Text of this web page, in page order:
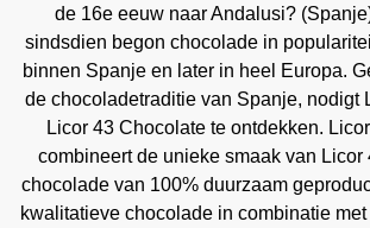
de 16e eeuw naar Andalusi?
sindsdien begon chocolade in
binnen Spanje en later in heel Europa.
de chocoladetraditie van Spanje, nodigt
Licor 43 Chocolate te ontdekken.
combineert de unieke smaak van Licor
chocolade van 100% duurzaam
kwalitatieve chocolade in combinatie